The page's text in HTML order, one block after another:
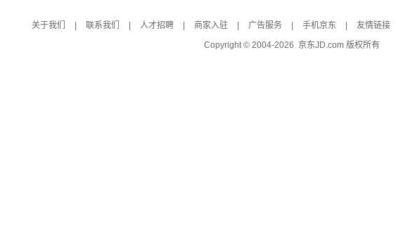
关于我们
联系我们 人才招聘 商家入驻 广告服务 手机京东 友情链接
Copyright © 2004-2026 京东JD.com 版权所有